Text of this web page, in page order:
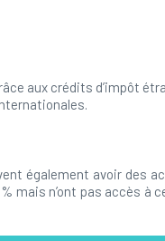
aux crédits d’impôt
également avoir des
mais n’ont pas accès à